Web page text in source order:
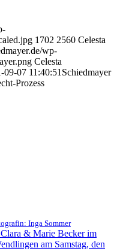
1702 2560 Celesta
wp-
Celesta
09-07 11:40:51 Schiedmayer
Prozess
Inga Sommer
& Marie Becker im
am Samstag, den